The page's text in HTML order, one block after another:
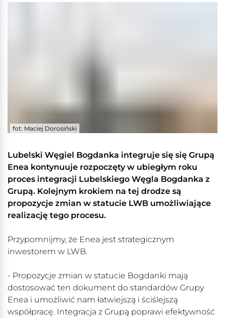
fot: Maciej Dorosiński
Lubelski Węgiel Bogdanka integruje się się Grupą
Enea kontynuuje rozpoczęty w ubiegłym roku
proces integracji Lubelskiego Węgla Bogdanka z
Grupą. Kolejnym krokiem na tej drodze są
propozycje zmian w statucie LWB umożliwiające
realizację tego procesu.
Przypomnijmy, że Enea jest strategicznym
inwestorem w LWB.
- Propozycje zmian w statucie Bogdanki mają
dostosować ten dokument do standardów Grupy
Enea i umożliwić nam łatwiejszą i ściślejszą
współpracę. Integracja z Grupą poprawi efektywność